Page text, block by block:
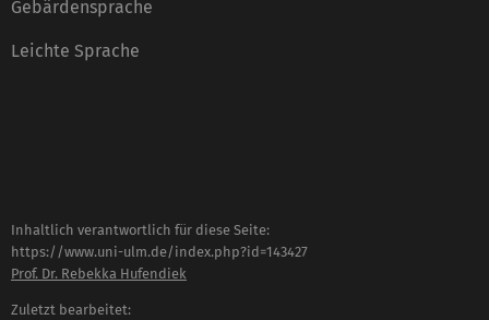
Gebärdensprache
Leichte Sprache
Inhaltlich verantwortlich für diese Seite:
https://www.uni-ulm.de/index.php?id=143427
Prof. Dr. Rebekka Hufendiek
Zuletzt bearbeitet: